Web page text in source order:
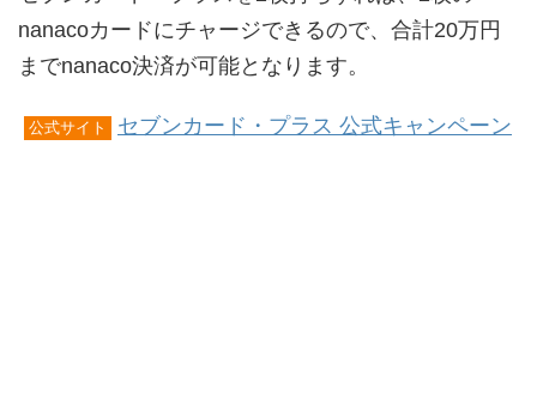
nanacoカードにチャージできるので、合計20万円
までnanaco決済が可能となります。
公式サイト セブンカード・プラス 公式キャンペーン